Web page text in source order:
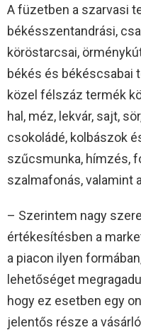
A füzetben a szarvasi
békésszentandrási,
köröstarcsai,
békés és békéscsabai
közel félszáz termék
hal, méz, lekvár, sajt,
csokoládé, kolbászok
szűcsmunka, hímzés,
szalmafonás, valamint
– Szerintem nagy
értékesítésben a
a piacon ilyen
lehetőséget
hogy ez esetben egy
jelentős része a